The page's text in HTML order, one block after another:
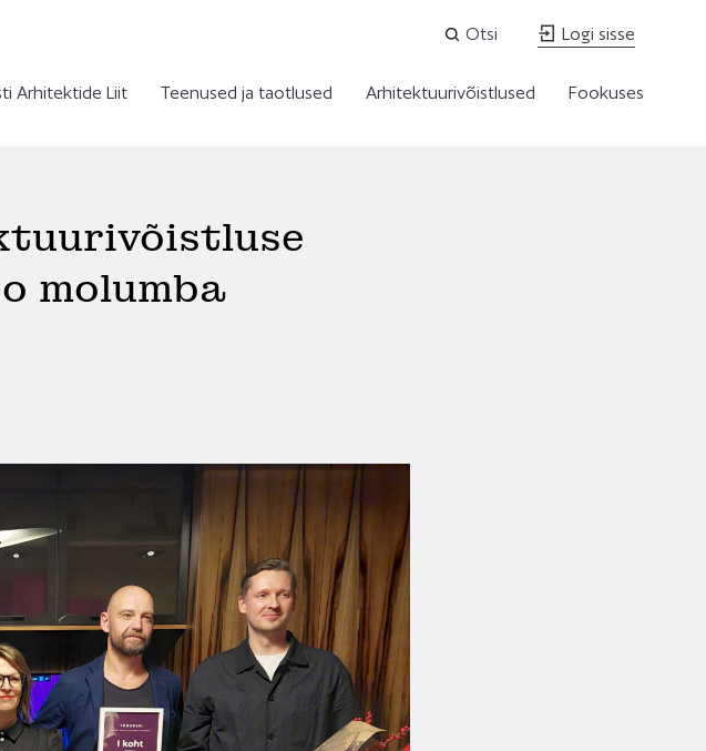
Otsi Logi sisse
Arhitektide Liit Teenused ja taotlused Arhitektuurivõistlused Fookuses
molumba